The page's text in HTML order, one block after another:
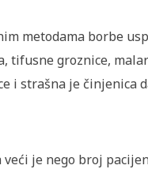
metodama borbe
tifusne groznice,
i strašna je činjenica
je nego broj